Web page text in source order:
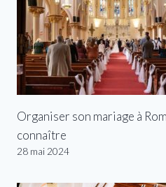
Organiser son mariage à
connaître
28 mai 2024